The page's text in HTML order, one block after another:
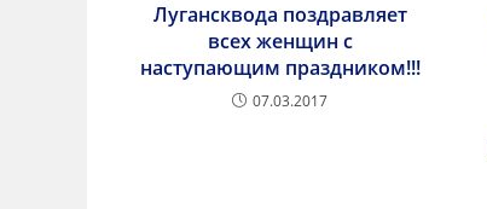
Лугансквода поздравляет
всех женщин с
наступающим праздником!!!
07.03.2017